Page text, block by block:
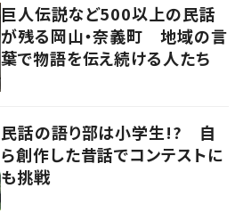
巨人伝説など500以上の民話
が残る岡山・奈義町 地域の言
葉で物語を伝え続ける人たち
民話の語り部は小学生!? 自
ら創作した昔話でコンテストに
も挑戦